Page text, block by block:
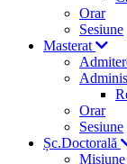
Orar
Sesiune
Masterat
Orar
Sesiune
Șc.Doctorală